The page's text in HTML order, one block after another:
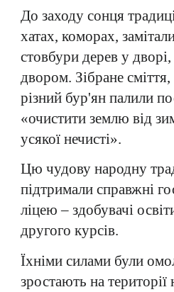
До заходу сонця
хатах, коморах,
стовбури дерев у
двором. Зібране
різний бур'ян палили
«очистити землю від
усякої нечисті».
Цю чудову народну
підтримали справжні
ліцею – здобувачі
другого курсів.
Їхніми силами були
зростають на території